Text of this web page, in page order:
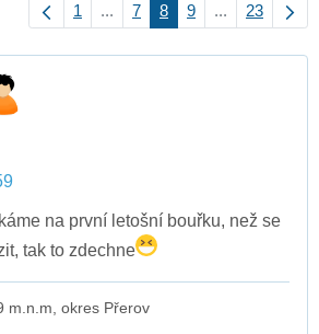
1 ... 7 8 9 ... 23
na první letošní bouřku, než se
tak to zdechne
m.n.m, okres Přerov